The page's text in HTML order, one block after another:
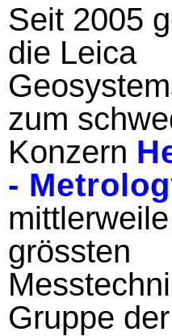
Seit 2005
die Leica
zum
Konzern
-
mittlerweile
grössten
Gruppe